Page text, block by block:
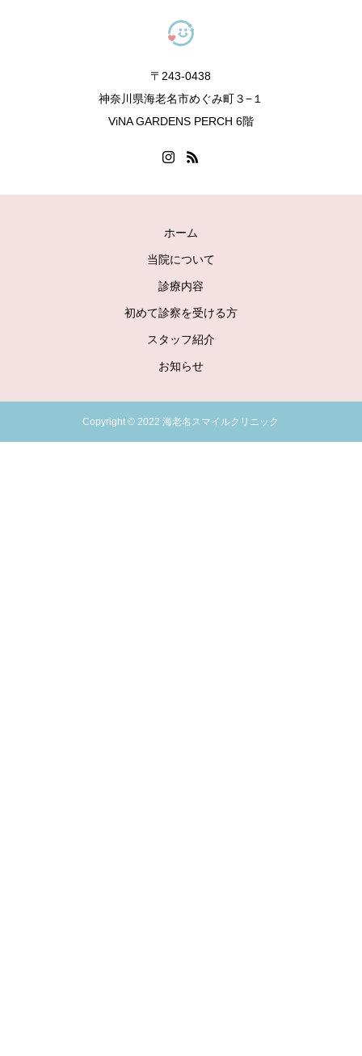
〒243-0438
神奈川県海老名市めぐみ町３−１
ViNA GARDENS PERCH 6階
ホーム
当院について
診療内容
初めて診察を受ける方
スタッフ紹介
お知らせ
Copyright © 2022 海老名スマイルクリニック